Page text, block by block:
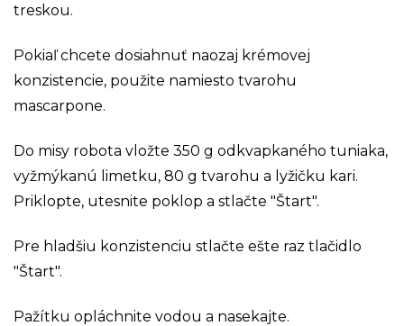
treskou.
Pokiaľ chcete dosiahnuť naozaj krémovej
konzistencie, použite namiesto tvarohu
mascarpone.
Do misy robota vložte 350 g odkvapkaného tuniaka,
vyžmýkanú limetku, 80 g tvarohu a lyžičku kari.
Priklopte, utesnite poklop a stlačte "Štart".
Pre hladšiu konzistenciu stlačte ešte raz tlačidlo
"Štart".
Pažítku opláchnite vodou a nasekajte.